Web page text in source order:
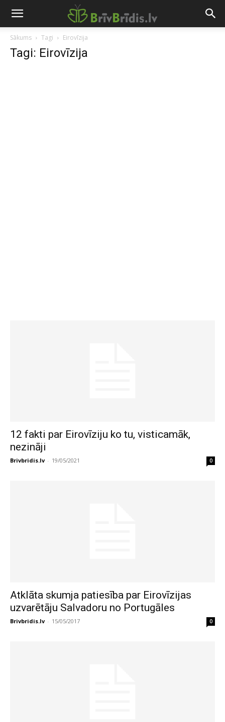
Sākums Tagi Eirovīzija
Tagi: Eirovīzija
12 fakti par Eirovīziju ko tu, visticamāk,
nezināji
Brivbridis.lv - 19/05/2021 0
Atklāta skumja patiesība par Eirovīzijas
uzvarētāju Salvadoru no Portugāles
Brivbridis.lv - 15/05/2017 0